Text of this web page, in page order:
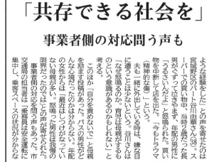
教育実践活動（教育学科学生のみ受講
禅のこころ
学費（学部学科）
授業料減免・奨学金等
宿舎の紹介
学生生活サポート
学生自主活動支援
社会人学生の育児支援（一時預かり）
学生総合補償制度